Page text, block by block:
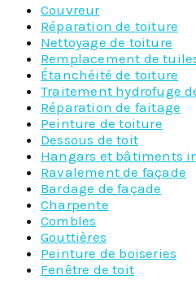
Couvreur
Réparation de toiture
Nettoyage de toiture
Remplacement de
Étanchéité de toiture
Traitement hydrofuge
Réparation de faitage
Peinture de toiture
Dessous de toit
Hangars et bâtiments
Ravalement de façade
Bardage de façade
Charpente
Combles
Gouttières
Peinture de boiseries
Fenêtre de toit